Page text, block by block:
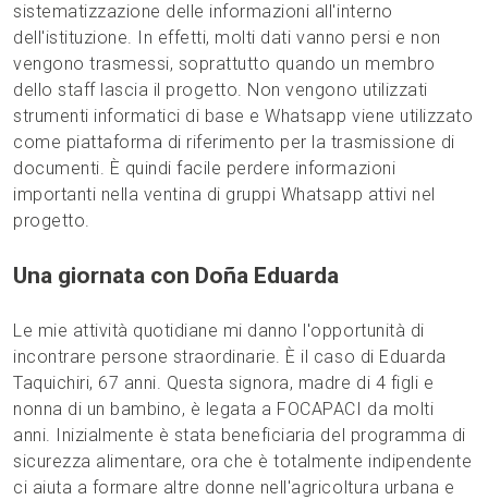
sistematizzazione delle informazioni all'interno
dell'istituzione. In effetti, molti dati vanno persi e non
vengono trasmessi, soprattutto quando un membro
dello staff lascia il progetto. Non vengono utilizzati
strumenti informatici di base e Whatsapp viene utilizzato
come piattaforma di riferimento per la trasmissione di
documenti. È quindi facile perdere informazioni
importanti nella ventina di gruppi Whatsapp attivi nel
progetto.
Una giornata con Doña Eduarda
Le mie attività quotidiane mi danno l'opportunità di
incontrare persone straordinarie. È il caso di Eduarda
Taquichiri, 67 anni. Questa signora, madre di 4 figli e
nonna di un bambino, è legata a FOCAPACI da molti
anni. Inizialmente è stata beneficiaria del programma di
sicurezza alimentare, ora che è totalmente indipendente
ci aiuta a formare altre donne nell'agricoltura urbana e